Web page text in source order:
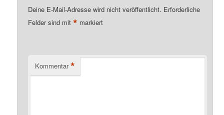
Deine E-Mail-Adresse wird nicht veröffentlicht. Erforderliche
Felder sind mit* markiert
Kommentar *